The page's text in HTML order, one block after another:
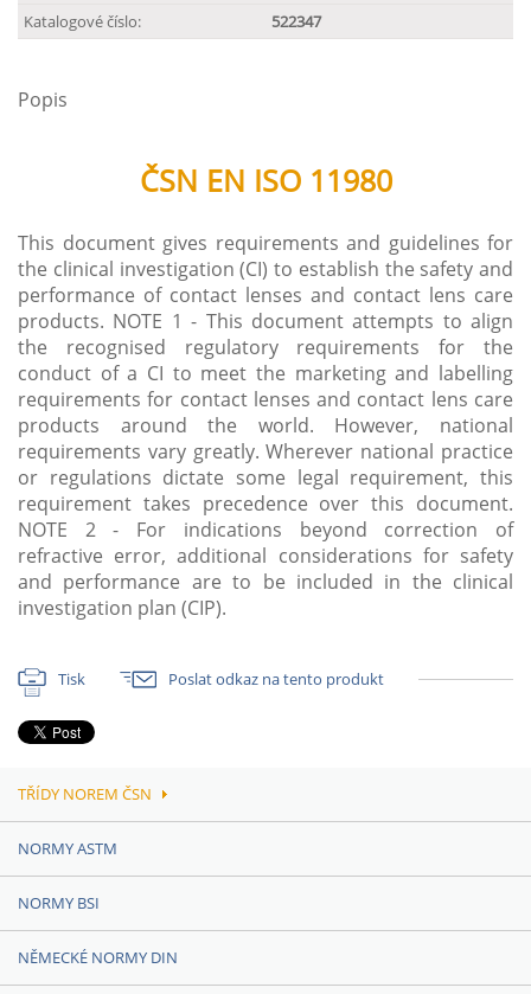
Katalogové číslo:
522347
Popis
ČSN EN ISO 11980
This document gives requirements and guidelines for
the clinical investigation (CI) to establish the safety and
performance of contact lenses and contact lens care
products. NOTE 1 - This document attempts to align
the recognised regulatory requirements for the
conduct of a CI to meet the marketing and labelling
requirements for contact lenses and contact lens care
products around the world. However, national
requirements vary greatly. Wherever national practice
or regulations dictate some legal requirement, this
requirement takes precedence over this document.
NOTE 2 - For indications beyond correction of
refractive error, additional considerations for safety
and performance are to be included in the clinical
investigation plan (CIP).
Tisk Poslat odkaz na tento produkt
TŘÍDY NOREM ČSN
NORMY ASTM
NORMY BSI
NĚMECKÉ NORMY DIN